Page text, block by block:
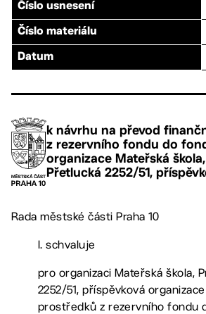
Číslo usnesení
Číslo materiálu
Datum
k návrhu na převod
z rezervního fondu do
organizace Mateřská
Přetlucká 2252/51,
Rada městské části Praha 10
I. schvaluje
pro organizaci Mateřská škola,
2252/51, příspěvková
prostředků z rezervního fondu